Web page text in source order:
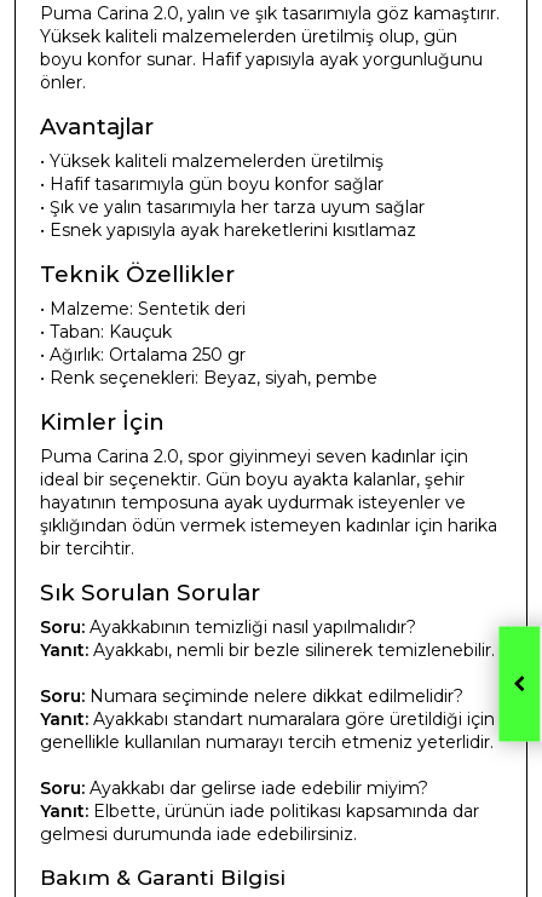
Puma Carina 2.0, yalın ve şık tasarımıyla göz kamaştırır.
Yüksek kaliteli malzemelerden üretilmiş olup, gün
boyu konfor sunar. Hafif yapısıyla ayak yorgunluğunu
önler.
Avantajlar
• Yüksek kaliteli malzemelerden üretilmiş
• Hafif tasarımıyla gün boyu konfor sağlar
• Şık ve yalın tasarımıyla her tarza uyum sağlar
• Esnek yapısıyla ayak hareketlerini kısıtlamaz
Teknik Özellikler
• Malzeme: Sentetik deri
• Taban: Kauçuk
• Ağırlık: Ortalama 250 gr
• Renk seçenekleri: Beyaz, siyah, pembe
Kimler İçin
Puma Carina 2.0, spor giyinmeyi seven kadınlar için
ideal bir seçenektir. Gün boyu ayakta kalanlar, şehir
hayatının temposuna ayak uydurmak isteyenler ve
şıklığından ödün vermek istemeyen kadınlar için harika
bir tercihtir.
Sık Sorulan Sorular
Soru: Ayakkabının temizliği nasıl yapılmalıdır?
Yanıt: Ayakkabı, nemli bir bezle silinerek temizlenebilir.
Soru: Numara seçiminde nelere dikkat edilmelidir?
Yanıt: Ayakkabı standart numaralara göre üretildiği için
genellikle kullanılan numarayı tercih etmeniz yeterlidir.
Soru: Ayakkabı dar gelirse iade edebilir miyim?
Yanıt: Elbette, ürünün iade politikası kapsamında dar
gelmesi durumunda iade edebilirsiniz.
Bakım & Garanti Bilgisi